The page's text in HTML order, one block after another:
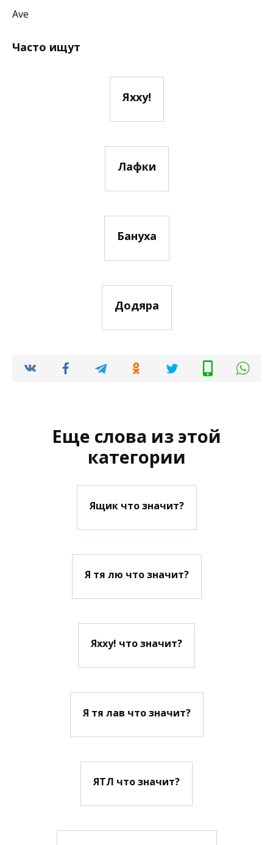
Ave
Часто ищут
Яхху!
Лафки
Бануха
Додяра
Еще слова из этой
категории
Ящик что значит?
Я тя лю что значит?
Яхху! что значит?
Я тя лав что значит?
ЯТЛ что значит?